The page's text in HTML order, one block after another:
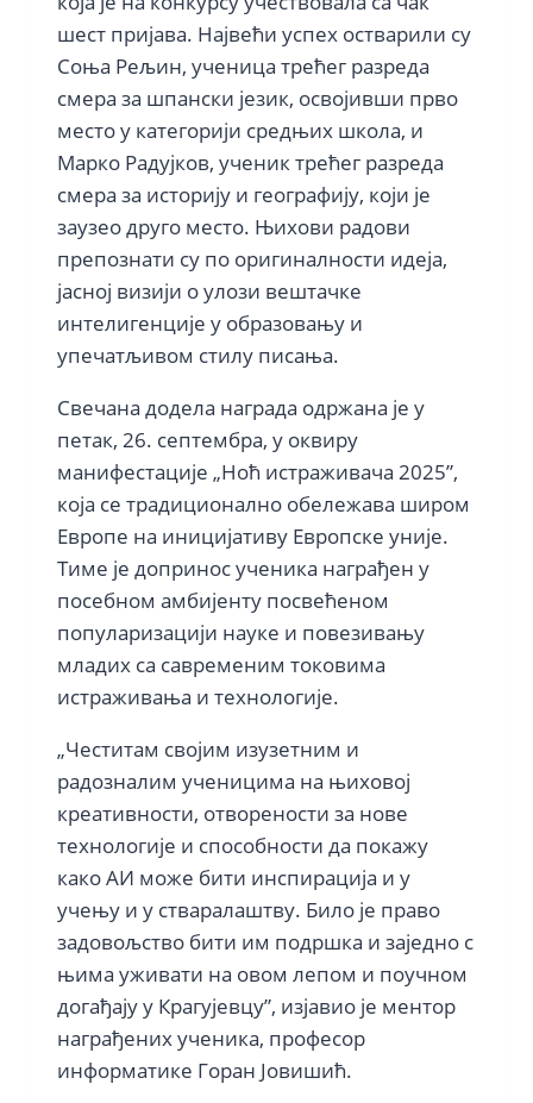
шест пријава. Највећи успех остварили су
Соња Рељин, ученица трећег разреда
смера за шпански језик, освојивши прво
место у категорији средњих школа, и
Марко Радујков, ученик трећег разреда
смера за историју и географију, који је
заузео друго место. Њихови радови
препознати су по оригиналности идеја,
јасној визији о улози вештачке
интелигенције у образовању и
упечатљивом стилу писања.
Свечана додела награда одржана је у
петак, 26. септембра, у оквиру
манифестације „Ноћ истраживача 2025”,
која се традиционално обележава широм
Европе на иницијативу Европске уније.
Тиме је допринос ученика награђен у
посебном амбијенту посвећеном
популаризацији науке и повезивању
младих са савременим токовима
истраживања и технологије.
„Честитам својим изузетним и
радозналим ученицима на њиховој
креативности, отворености за нове
технологије и способности да покажу
како АИ може бити инспирација и у
учењу и у стваралаштву. Било је право
задовољство бити им подршка и заједно с
њима уживати на овом лепом и поучном
догађају у Крагујевцу”, изјавио је ментор
награђених ученика, професор
информатике Горан Јовишић.